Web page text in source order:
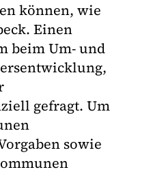
können, wie
Einen
beim Um- und
gefragt. Um
sowie